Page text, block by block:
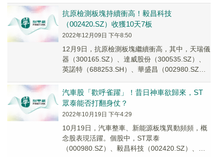
系。
抗原檢測板塊持續衝高！毅昌科技
（002420.SZ）收獲10天7板
2022年12月09日 下午8:50
12月9日，抗原檢測板塊繼續衝高，其中，天瑞儀
器（300165.SZ）、達威股份（300535.SZ）、
英諾特（688253.SH）、華盛昌（002980.SZ）
汽車股「歡呼雀躍」！昔日神車欲歸來，ST
眾泰能否打翻身仗？
2022年10月19日 下午4:29
10月19日，汽車整車、新能源板塊異動頻頻，概
念股表現活躍。個股中，ST眾泰
（000980.SZ）、毅昌科技（002420.SZ）、德